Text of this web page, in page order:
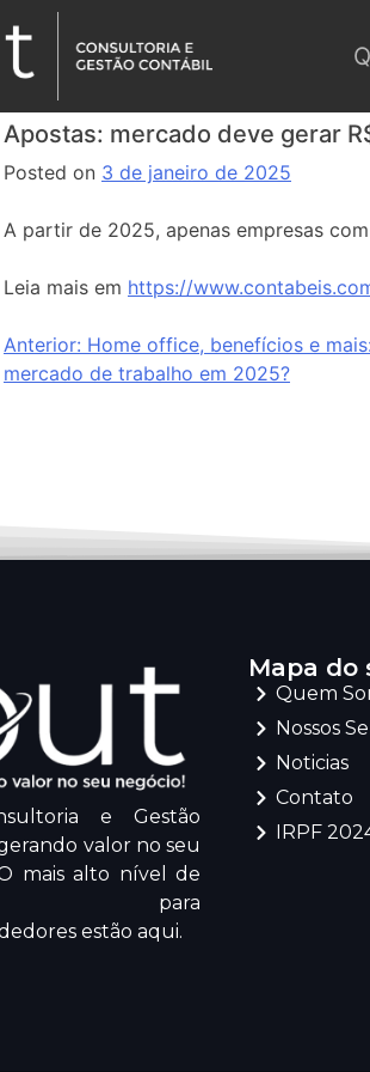
Apostas: mercado deve gerar
Posted on 3 de janeiro de 2025
A partir de 2025, apenas empresas
Leia mais em https://
Anterior: Home office, benefícios e
mercado de trabalho em 2025?
e Gestão
valor no seu
mais alto nível de
para
estão aqui.
Mapa do
Quem
Nossos
Noticias
Contato
IRPF